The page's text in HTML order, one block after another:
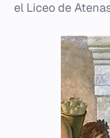
el Liceo de